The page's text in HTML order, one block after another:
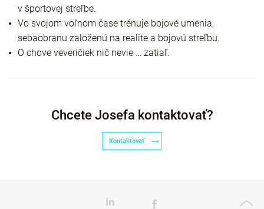
v športovej streľbe.
Vo svojom voľnom čase trénuje bojové umenia,
sebaobranu založenú na realite a bojovú streľbu.
O chove veveričiek nič nevie … zatiaľ.
Chcete Josefa kontaktovať?
Kontaktovať